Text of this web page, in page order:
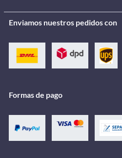
Enviamos nuestros pedidos con
Formas de pago